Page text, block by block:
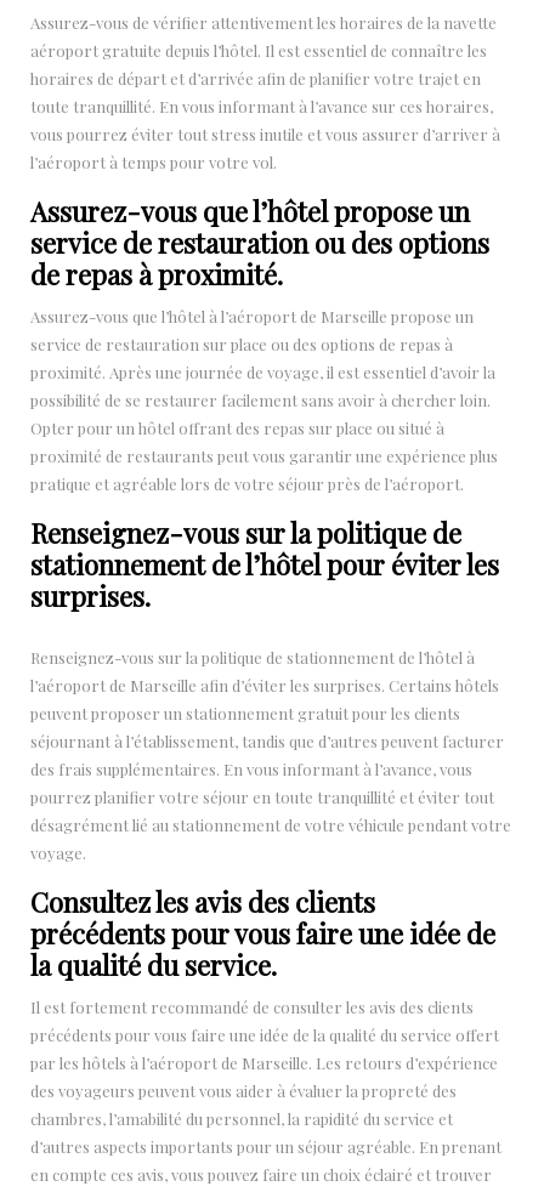
Assurez-vous de vérifier attentivement les horaires de la navette
aéroport gratuite depuis l’hôtel. Il est essentiel de connaître les
horaires de départ et d’arrivée afin de planifier votre trajet en
toute tranquillité. En vous informant à l’avance sur ces horaires,
vous pourrez éviter tout stress inutile et vous assurer d’arriver à
l’aéroport à temps pour votre vol.
Assurez-vous que l’hôtel propose un
service de restauration ou des options
de repas à proximité.
Assurez-vous que l’hôtel à l’aéroport de Marseille propose un
service de restauration sur place ou des options de repas à
proximité. Après une journée de voyage, il est essentiel d’avoir la
possibilité de se restaurer facilement sans avoir à chercher loin.
Opter pour un hôtel offrant des repas sur place ou situé à
proximité de restaurants peut vous garantir une expérience plus
pratique et agréable lors de votre séjour près de l’aéroport.
Renseignez-vous sur la politique de
stationnement de l’hôtel pour éviter les
surprises.
Renseignez-vous sur la politique de stationnement de l’hôtel à
l’aéroport de Marseille afin d’éviter les surprises. Certains hôtels
peuvent proposer un stationnement gratuit pour les clients
séjournant à l’établissement, tandis que d’autres peuvent facturer
des frais supplémentaires. En vous informant à l’avance, vous
pourrez planifier votre séjour en toute tranquillité et éviter tout
désagrément lié au stationnement de votre véhicule pendant votre
voyage.
Consultez les avis des clients
précédents pour vous faire une idée de
la qualité du service.
Il est fortement recommandé de consulter les avis des clients
précédents pour vous faire une idée de la qualité du service offert
par les hôtels à l’aéroport de Marseille. Les retours d’expérience
des voyageurs peuvent vous aider à évaluer la propreté des
chambres, l’amabilité du personnel, la rapidité du service et
d’autres aspects importants pour un séjour agréable. En prenant
en compte ces avis, vous pouvez faire un choix éclairé et trouver